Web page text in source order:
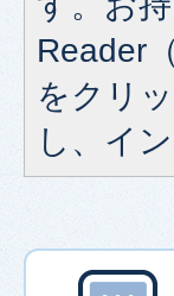
Reader
をクリ
し、イ